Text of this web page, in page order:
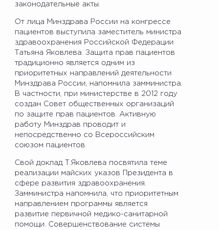
законодательные акты.
От лица Минздрава России на конгрессе
пациентов выступила заместитель министра
здравоохранения Российской Федерации
Татьяна Яковлева. Защита прав пациентов
традиционно является одним из
приоритетных направлений деятельности
Минздрава России, напомнила замминистра.
В частности, при министерстве в 2012 году
создан Совет общественных организаций
по защите прав пациентов. Активную
работу Минздрав проводит и
непосредственно со Всероссийским
союзом пациентов.
Свой доклад Т.Яковлева посвятила теме
реализации майских указов Президента в
сфере развития здравоохранения.
Замминистра напомнила, что приоритетным
направлением программы является
развитие первичной медико-санитарной
помощи. Совершенствование системы